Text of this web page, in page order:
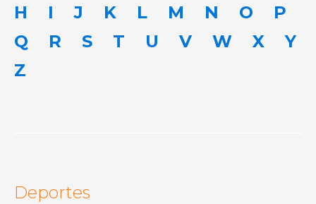
H
I J K L M N O
P
Q
R S T U V W X
Y
Z
Deportes